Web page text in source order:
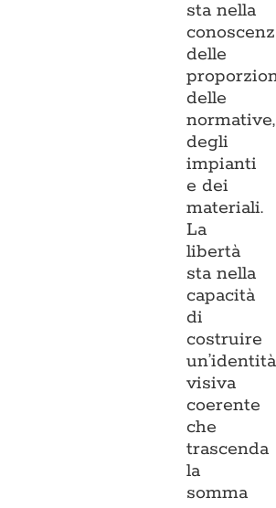
sta nella
delle
delle
normative,
degli
impianti
e dei
materiali.
La
libertà
sta nella
capacità
di
costruire
un’identità
visiva
coerente
che
trascenda
la
somma